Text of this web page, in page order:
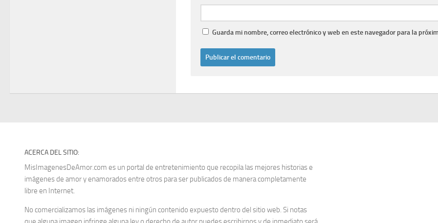
Guarda mi nombre, correo electrónico y web en este navegador para la
ACERCA DEL SITIO:
MisImagenesDeAmor.com es un portal de entretenimiento que recopila las mejores historias e
imágenes de amor y enamorados entre otros para ser publicados de manera completamente
libre en Internet.
No comercializamos las imágenes ni ningún contenido expuesto dentro del sitio web. Si notas